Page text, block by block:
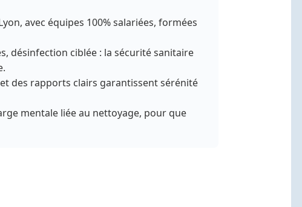
avec équipes 100% salariées, formées
désinfection ciblée : la sécurité sanitaire
des rapports clairs garantissent sérénité
mentale liée au nettoyage, pour que